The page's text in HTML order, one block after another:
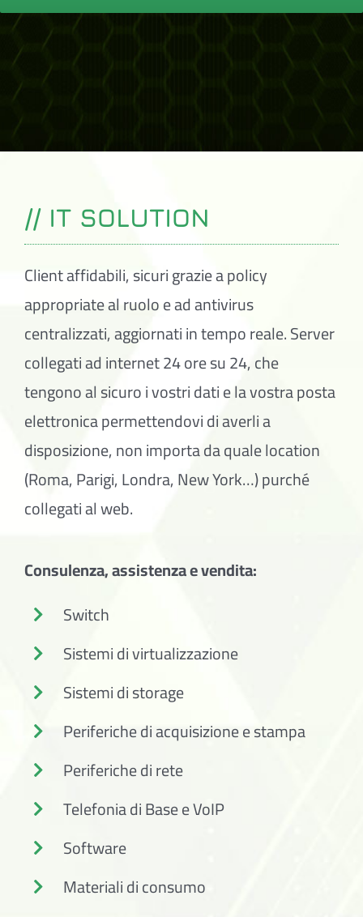
// IT SOLUTION
Client affidabili, sicuri grazie a policy
appropriate al ruolo e ad antivirus
centralizzati, aggiornati in tempo reale. Server
collegati ad internet 24 ore su 24, che
tengono al sicuro i vostri dati e la vostra posta
elettronica permettendovi di averli a
disposizione, non importa da quale location
(Roma, Parigi, Londra, New York…) purché
collegati al web.
Consulenza, assistenza e vendita:
Switch
Sistemi di virtualizzazione
Sistemi di storage
Periferiche di acquisizione e stampa
Periferiche di rete
Telefonia di Base e VoIP
Software
Materiali di consumo